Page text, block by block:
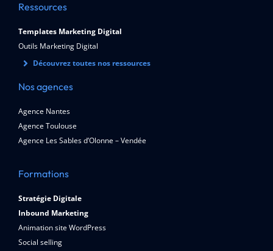
Ressources
Templates Marketing Digital
Outils Marketing Digital
Découvrez toutes nos ressources
Nos agences
Agence Nantes
Agence Toulouse
Agence Les Sables d’Olonne – Vendée
Formations
Stratégie Digitale
Inbound Marketing
Animation site WordPress
Social selling